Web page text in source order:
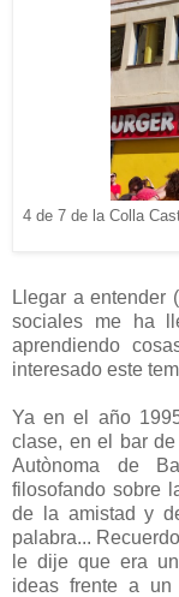
4 de 7 de la Colla
Llegar a entender
sociales me ha
aprendiendo
interesado este
Ya en el año
clase, en el bar
Autònoma de
filosofando sobre
de la amistad y
palabra...
le dije que era
ideas frente a